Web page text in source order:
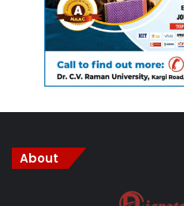
About